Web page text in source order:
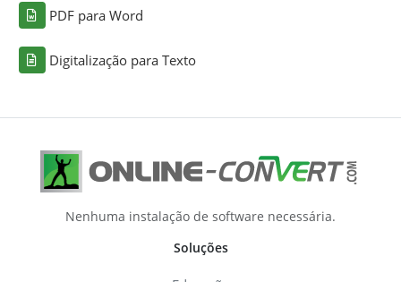
PDF para Word
Digitalização para Texto
Nenhuma instalação de software necessária.
Soluções